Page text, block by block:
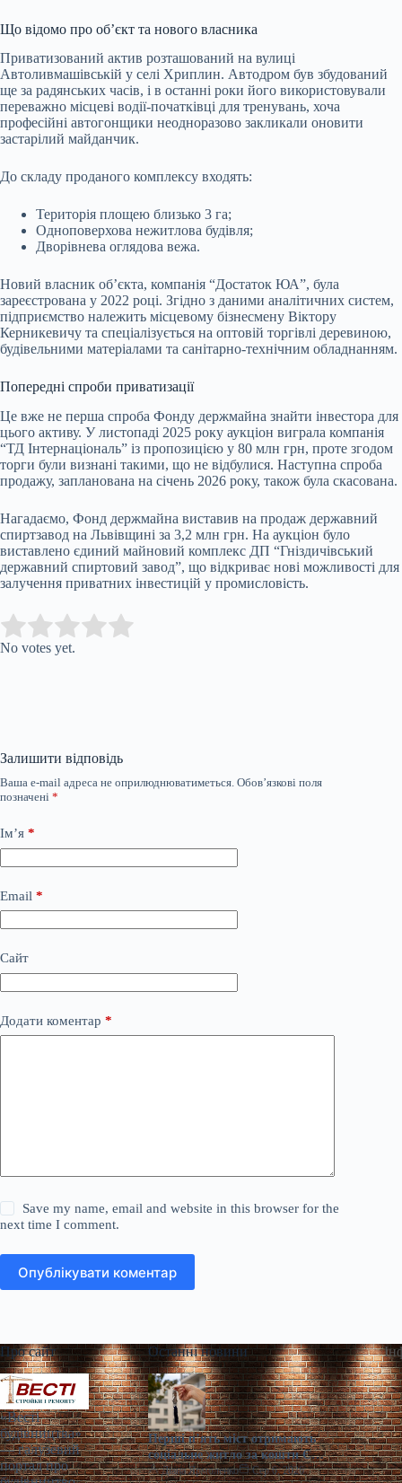
Що відомо про об’єкт та нового власника
Приватизований актив розташований на вулиці
Автоливмашівській у селі Хриплин. Автодром був збудований
ще за радянських часів, і в останні роки його використовували
переважно місцеві водії-початківці для тренувань, хоча
професійні автогонщики неодноразово закликали оновити
застарілий майданчик.
До складу проданого комплексу входять:
Територія площею близько 3 га;
Одноповерхова нежитлова будівля;
Дворівнева оглядова вежа.
Новий власник об’єкта, компанія “Достаток ЮА”, була
зареєстрована у 2022 році. Згідно з даними аналітичних систем,
підприємство належить місцевому бізнесмену Віктору
Керникевичу та спеціалізується на оптовій торгівлі деревиною,
будівельними матеріалами та санітарно-технічним обладнанням.
Попередні спроби приватизації
Це вже не перша спроба Фонду держмайна знайти інвестора для
цього активу. У листопаді 2025 року аукціон виграла компанія
“ТД Інтернаціональ” із пропозицією у 80 млн грн, проте згодом
торги були визнані такими, що не відбулися. Наступна спроба
продажу, запланована на січень 2026 року, також була скасована.
Нагадаємо, Фонд держмайна виставив на продаж державний
спиртзавод на Львівщині за 3,2 млн грн. На аукціон було
виставлено єдиний майновий комплекс ДП “Гніздичівський
державний спиртовий завод”, що відкриває нові можливості для
залучення приватних інвестицій у промисловість.
Rate this item:
No votes yet.
Залишити відповідь
Ваша e-mail адреса не оприлюднюватиметься. Обов’язкові поля
позначені *
Ім’я *
Email *
Сайт
Додати коментар *
Save my name, email and website in this browser for the
next time I comment.
Опублікувати коментар
Про сайт
«Весті
будівництва»
— галузевий
портал про
Останні новини
Перші п’ять міст отримають
соціальне житло за кошти ЄІБ
в Україні
Діана Ярмоленко
Сер 6, 2026